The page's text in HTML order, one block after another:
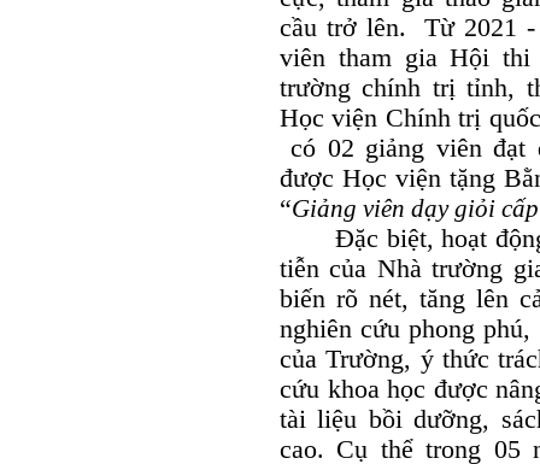
cầu trở lên. Từ 2021 -
viên tham gia Hội thi
trường chính trị tỉnh,
Học viện Chính trị
có 02 giảng viên đạt
được Học viện tặng
“Giảng viên dạy giỏi
Đặc biệt, hoạt động
tiễn của Nhà trường
biến rõ nét, tăng lên
nghiên cứu phong
của Trường, ý thức
cứu khoa học được
tài liệu bồi dưỡng,
cao. Cụ thể trong 05